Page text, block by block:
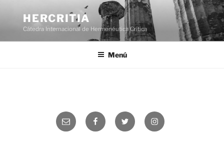
contenido
HERCRITIA
Cátedra Internacional de Hermenéutica Crítica
Menú
Correo
electrónico
FacebookTwitter Instagram